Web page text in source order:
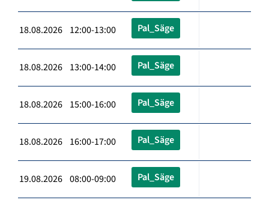
18.08.2026 12:00-13:00 Pal_Säge
18.08.2026 13:00-14:00 Pal_Säge
18.08.2026 15:00-16:00 Pal_Säge
18.08.2026 16:00-17:00 Pal_Säge
19.08.2026 08:00-09:00 Pal_Säge